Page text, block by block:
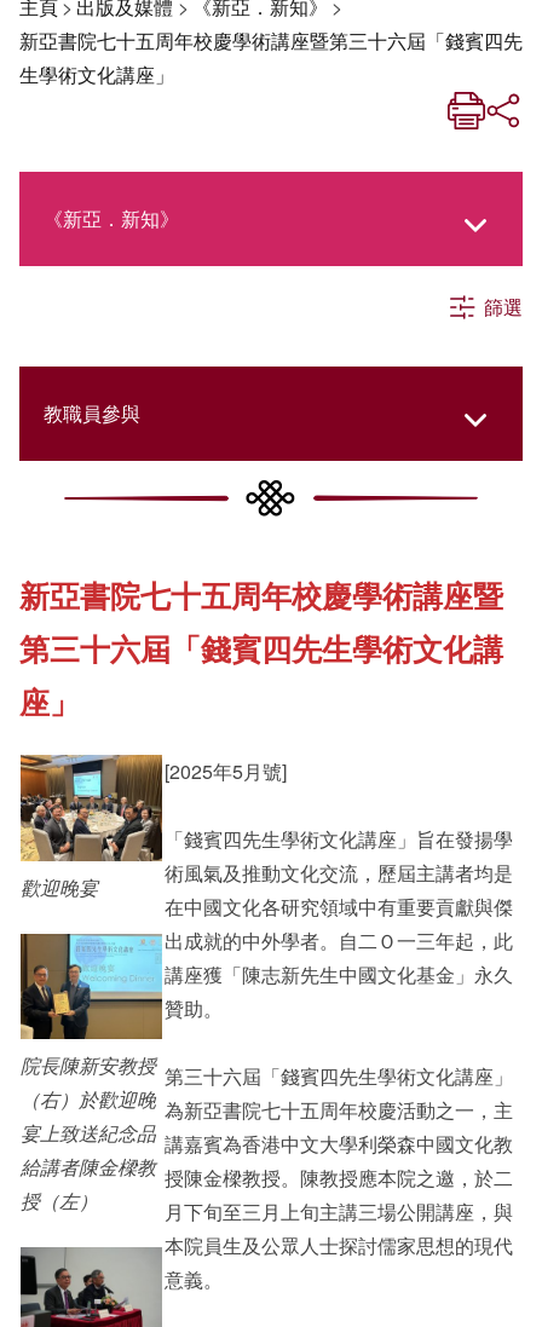
主頁> 出版及媒體 > 《新亞．新知》 >
新亞書院七十五周年校慶學術講座暨第三十六屆「錢賓四先
生學術文化講座」
《新亞．新知》
社交媒體專欄
《新亞簡訊》
《新亞書院概覽》
其他書院出版
新亞影集
影片庫
篩選
教職員參與
College Updates
Cultural Topics
Student Development
Alumni Connections
新亞書院七十五周年校慶學術講座暨
第三十六屆「錢賓四先生學術文化講
座」
歡迎晚宴
院長陳新安教授
（右）於歡迎晚
宴上致送紀念品
給講者陳金樑教
授（左）
[2025年5月號]
「錢賓四先生學術文化講座」旨在發揚學
術風氣及推動文化交流，歷屆主講者均是
在中國文化各研究領域中有重要貢獻與傑
出成就的中外學者。自二Ｏ一三年起，此
講座獲「陳志新先生中國文化基金」永久
贊助。
第三十六屆「錢賓四先生學術文化講座」
為新亞書院七十五周年校慶活動之一，主
講嘉賓為香港中文大學利榮森中國文化教
授陳金樑教授。陳教授應本院之邀，於二
月下旬至三月上旬主講三場公開講座，與
本院員生及公眾人士探討儒家思想的現代
意義。